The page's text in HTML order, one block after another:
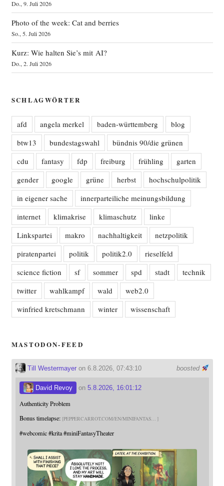
Do., 9. Juli 2026
Photo of the week: Cat and berries
So., 5. Juli 2026
Kurz: Wie halten Sie’s mit AI?
Do., 2. Juli 2026
SCHLAGWÖRTER
afd angela merkel baden-württemberg
blog
btw13
bundestagswahl
bündnis 90/die grünen
cdu
fantasy fdp freiburg frühling
garten
gender
google grüne herbst
hochschulpolitik
in eigener sache
innerparteiliche meinungsbildung
internet
klimakrise klimaschutz
linke
Linkspartei
makro nachhaltigkeit
netzpolitik
piratenpartei
politik politik2.0
rieselfeld
science fiction
sf sommer spd stadt
technik
twitter
wahlkampf wald
web2.0
winfried kretschmann
winter wissenschaft
MASTODON-FEED
boosted
Till Westermayeron 6.8.2026, 07:43:10
David Revoy on 5.8.2026, 16:01:12
Authenticity Problem
Bonus timelapse: PEPPERCARROT.COM/EN/MINIFANTAS
#webcomic #krita #miniFantasyTheater